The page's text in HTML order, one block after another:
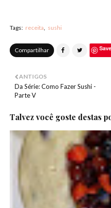
Tags: receita sushi
Compartilhar Save
ANTIGOS
Da Série: Como Fazer Sushi -
Parte V
Talvez você goste destas